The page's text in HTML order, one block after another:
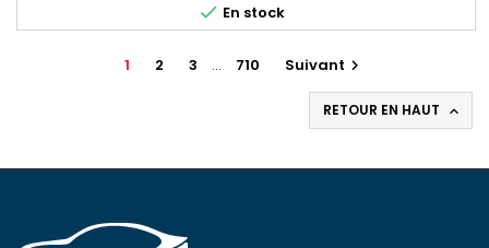
 En stock
1 2 3 … 710 Suivant 
RETOUR EN HAUT 